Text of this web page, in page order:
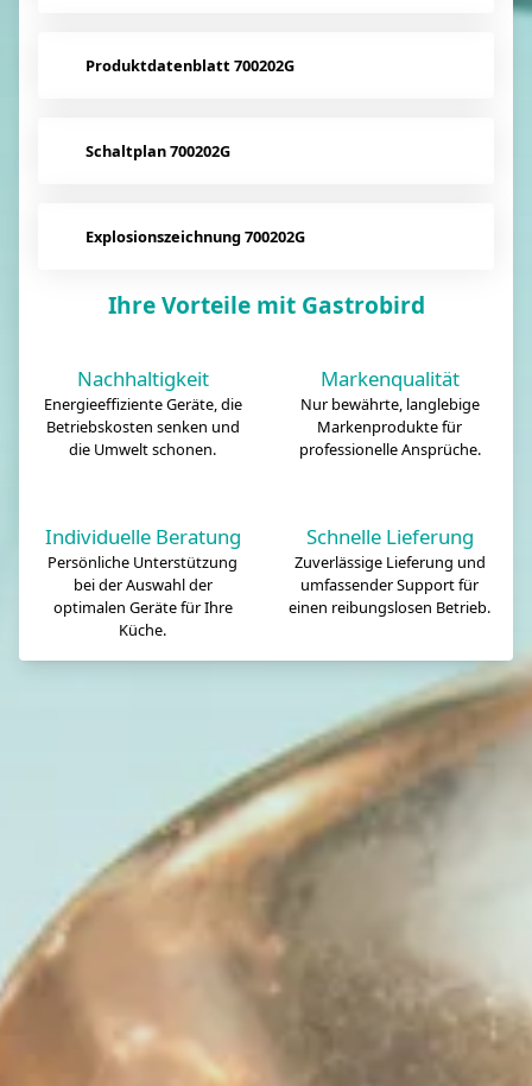
Produktdatenblatt 700202G
Schaltplan 700202G
Explosionszeichnung 700202G
Ihre Vorteile mit Gastrobird
Nachhaltigkeit
Energieeffiziente Geräte, die
Betriebskosten senken und
die Umwelt schonen.
Markenqualität
Nur bewährte, langlebige
Markenprodukte für
professionelle Ansprüche.
Individuelle Beratung
Persönliche Unterstützung
bei der Auswahl der
optimalen Geräte für Ihre
Küche.
Schnelle Lieferung
Zuverlässige Lieferung und
umfassender Support für
einen reibungslosen Betrieb.